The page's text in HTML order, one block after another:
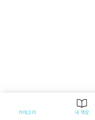
카테고리 내 책장